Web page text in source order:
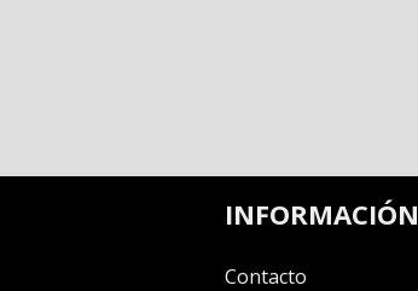
INFORMACIÓN
Contacto